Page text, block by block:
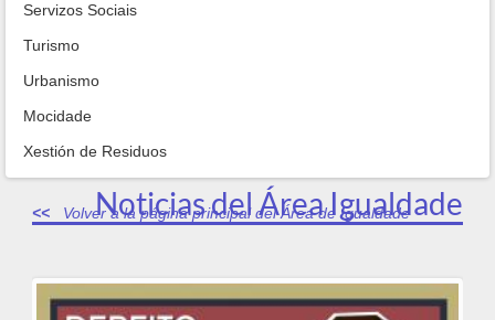
Servizos Sociais
Turismo
Urbanismo
Mocidade
Xestión de Residuos
Noticias del Área Igualdade
Volver a la página principal del Área de Igualdade